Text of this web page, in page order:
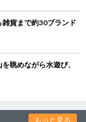
貨まで約30ブランド
眺めながら水遊び、
もっと見る